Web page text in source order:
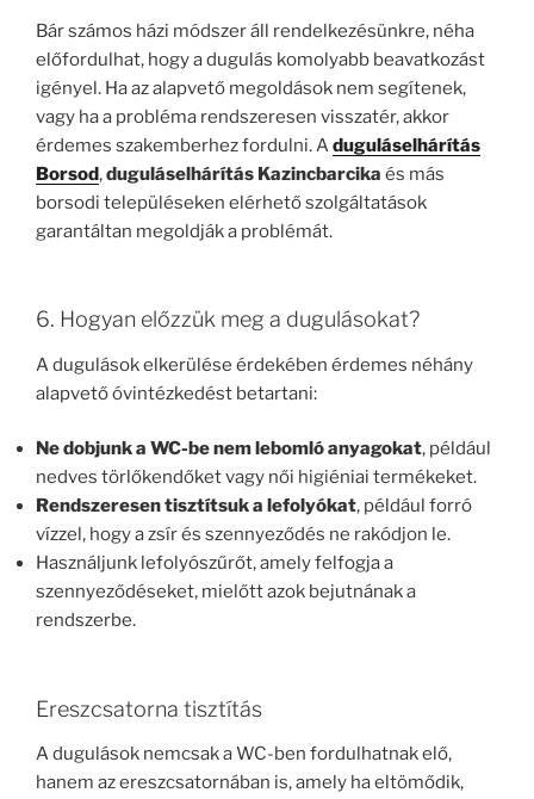
Bár számos házi módszer áll rendelkezésünkre, néha
előfordulhat, hogy a dugulás komolyabb beavatkozást
igényel. Ha az alapvető megoldások nem segítenek,
vagy ha a probléma rendszeresen visszatér, akkor
érdemes szakemberhez fordulni. Aduguláselhárítás
Borsod,duguláselhárítás Kazincbarcika és más
borsodi településeken elérhető szolgáltatások
garantáltan megoldják a problémát.
6. Hogyan előzzük meg a dugulásokat?
A dugulások elkerülése érdekében érdemes néhány
alapvető óvintézkedést betartani:
Ne dobjunk a WC-be nem lebomló anyagokat, például
nedves törlőkendőket vagy női higiéniai termékeket.
Rendszeresen tisztítsuk a lefolyókat, például forró
vízzel, hogy a zsír és szennyeződés ne rakódjon le.
Használjunk lefolyószűrőt, amely felfogja a
szennyeződéseket, mielőtt azok bejutnának a
rendszerbe.
Ereszcsatorna tisztítás
A dugulások nemcsak a WC-ben fordulhatnak elő,
hanem az ereszcsatornában is, amely ha eltömődik,